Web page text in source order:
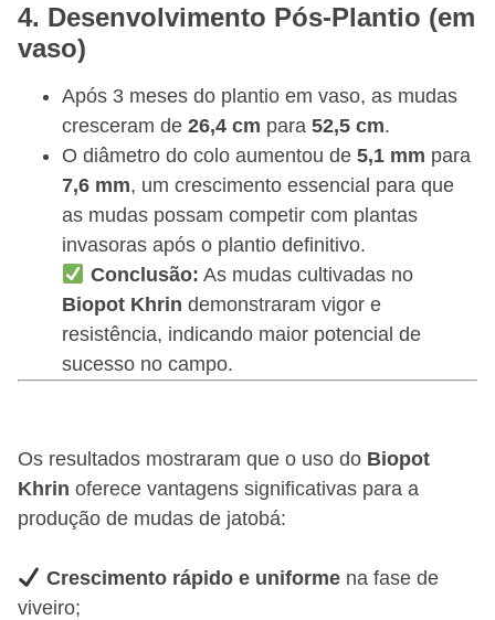
4. Desenvolvimento Pós-Plantio (em
vaso)
Após 3 meses do plantio em vaso, as mudas
cresceram de 26,4 cm para 52,5 cm.
O diâmetro do colo aumentou de 5,1 mm para
7,6 mm, um crescimento essencial para que
as mudas possam competir com plantas
invasoras após o plantio definitivo.
Conclusão: As mudas cultivadas no
Biopot Khrin demonstraram vigor e
resistência, indicando maior potencial de
sucesso no campo.
Os resultados mostraram que o uso do Biopot
Khrin oferece vantagens significativas para a
produção de mudas de jatobá:
Crescimento rápido e uniformena fase de
viveiro;